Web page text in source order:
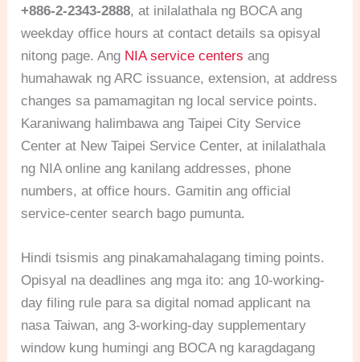
+886-2-2343-2888, at inilalathala ng BOCA ang
weekday office hours at contact details sa opisyal
nitong page. Ang NIA service centers ang
humahawak ng ARC issuance, extension, at address
changes sa pamamagitan ng local service points.
Karaniwang halimbawa ang Taipei City Service
Center at New Taipei Service Center, at inilalathala
ng NIA online ang kanilang addresses, phone
numbers, at office hours. Gamitin ang official
service-center search bago pumunta.
Hindi tsismis ang pinakamahalagang timing points.
Opisyal na deadlines ang mga ito: ang 10-working-
day filing rule para sa digital nomad applicant na
nasa Taiwan, ang 3-working-day supplementary
window kung humingi ang BOCA ng karagdagang